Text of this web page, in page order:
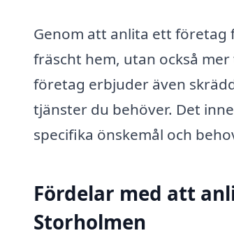
Genom att anlita ett
fräscht hem, utan också
företag erbjuder även
tjänster du behöver. Det
specifika önskemål och
Fördelar med att
Storholmen